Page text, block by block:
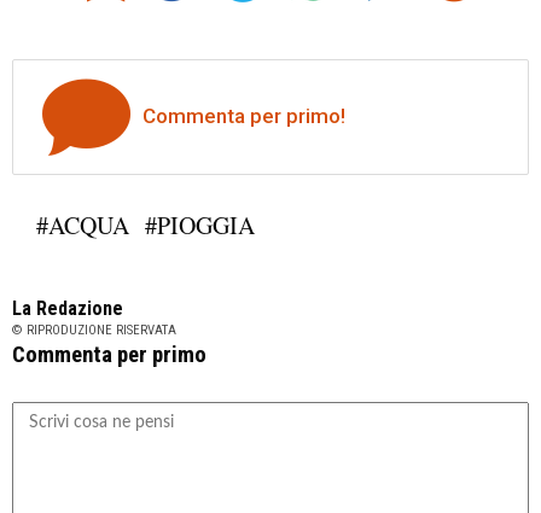
Commenta per primo!
#ACQUA #PIOGGIA
La Redazione
© RIPRODUZIONE RISERVATA
Commenta per primo